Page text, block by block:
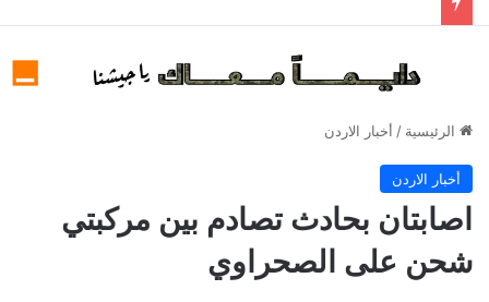
الرئيسية / أخبار الاردن
أخبار الاردن
اصابتان بحادث تصادم بين مركبتي
شحن على الصحراوي